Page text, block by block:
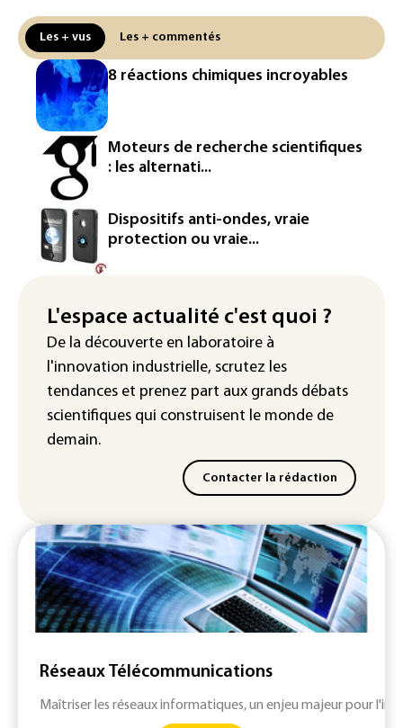
OpenAI
Google réorganise sa division IA: Demis
Hassabis passe la main, des stars s'en
vont
Colombie: un bébé hippopotame
descendant de la colonie d'Escobar
meurt malgré les soins
Éclipse: une baisse temporaire de la
production d'électricité solaire
attendue en Europe
chaleur pour le deuxième jour d'affilée
Inde : Meta sommé de s'excuser après
le retrait d'une vidéo de Modi
Les + vus Les + commentés
8 réactions chimiques incroyables
Moteurs de recherche scientifiques
: les alternati...
Dispositifs anti-ondes, vraie
protection ou vraie...
L'espace actualité c'est quoi ?
De la découverte en laboratoire à
l'innovation industrielle, scrutez les
tendances et prenez part aux grands débats
scientifiques qui construisent le monde de
demain.
Contacter la rédaction
Réseaux Télécommunications
Maîtriser les réseaux informatiques, un enjeu majeur pour